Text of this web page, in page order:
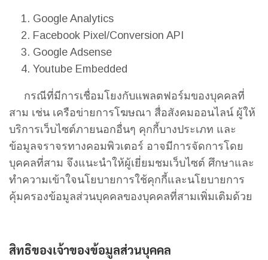
Google Analytics
Facebook Pixel/Conversion API
Google Adsense
Youtube Embedded
กรณีที่มีการเชื่อมโยงกับแพลตฟอร์มของบุคคลที่
สาม เช่น เครือข่ายการโฆษณา สื่อสังคมออนไลน์ ผู้ให้
บริการเว็บไซต์ภายนอกอื่นๆ คุกกี้บางประเภท และ
ข้อมูลจราจรทางคอมพิวเตอร์ อาจมีการจัดการโดย
บุคคลที่สาม จึงแนะนำให้ผู้เยี่ยมชมเว็บไซต์ ศึกษาและ
ทำความเข้าใจนโยบายการใช้คุกกี้และนโยบายการ
คุ้มครองข้อมูลส่วนบุคคลของบุคคลที่สามเพิ่มเติมด้วย
สิทธิของเจ้าของข้อมูลส่วนบุคคล